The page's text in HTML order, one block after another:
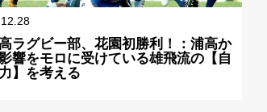
ラグビー部、花園初勝利！：浦高か
響をモロに受けている雄飛流の【自
】を考える